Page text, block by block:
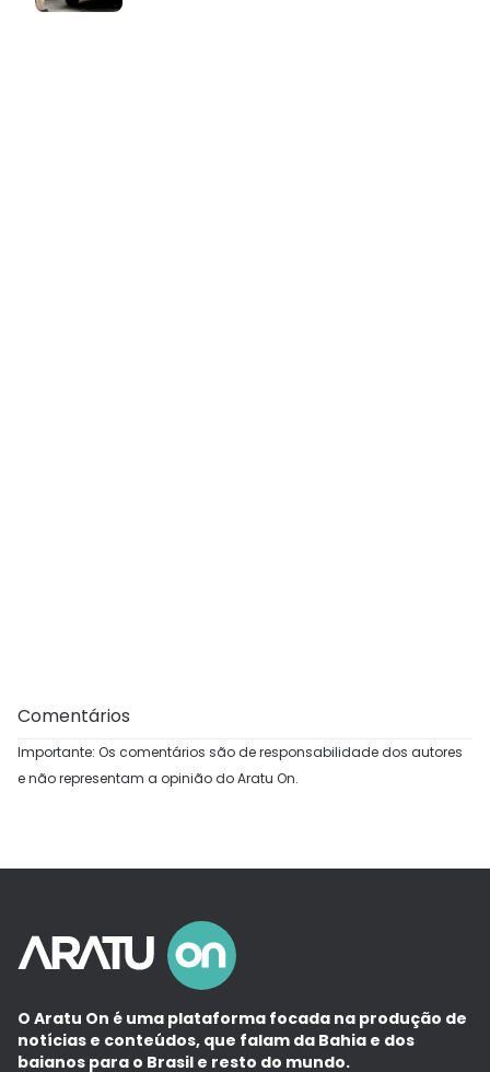
Comentários
Importante: Os comentários são de responsabilidade dos autores
e não representam a opinião do Aratu On.
O Aratu On é uma plataforma focada na produção de
notícias e conteúdos, que falam da Bahia e dos
baianos para o Brasil e resto do mundo.